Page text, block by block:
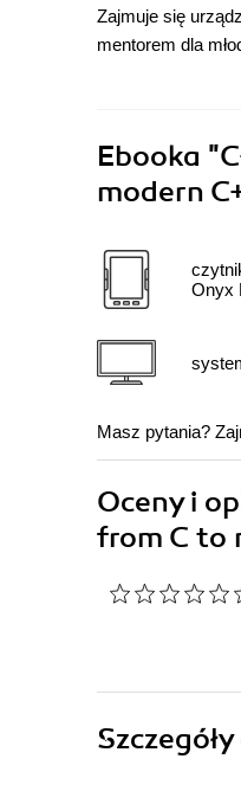
Zajmuje się
mentorem dla
Ebooka
modern
Onyx
Masz pytania?
Oceny i
from C to
Szczegóły